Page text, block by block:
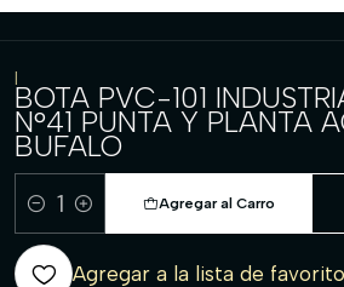
|
BOTA PVC-101
N°41 PUNTA Y PLANTA
BUFALO
Cantidad
Agregar al Carro
Agregar a la lista de